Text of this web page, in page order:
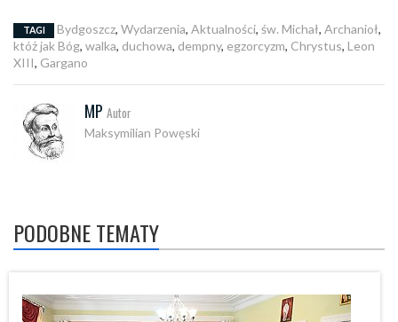
TAGI Bydgoszcz, Wydarzenia, Aktualności, św. Michał, Archanioł,
któż jak Bóg, walka, duchowa, dempny, egzorcyzm, Chrystus, Leon
XIII, Gargano
MP Autor
Maksymilian Powęski
PODOBNE TEMATY